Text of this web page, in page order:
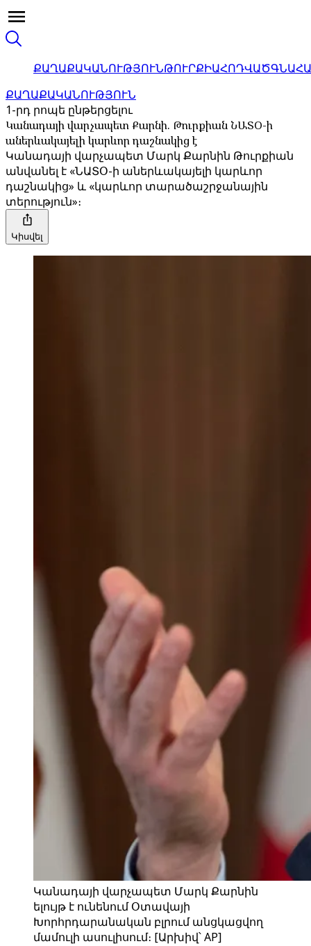
ՔԱՂԱՔԱԿԱՆՈՒԹՅՈՒՆԹՈՒՐՔԻԱՀՈԴՎԱԾ
ՔԱՂԱՔԱԿԱՆՈՒԹՅՈՒՆ
1-րդ րոպե ընթերցելու
Կանադայի վարչապետ Քարնի. Թուրքիան ՆԱՏՕ-ի
աներևակայելի կարևոր դաշնակից է
Կանադայի վարչապետ Մարկ Քարնին Թուրքիան
անվանել է «ՆԱՏՕ-ի աներևակայելի կարևոր
դաշնակից» և «կարևոր տարածաշրջանային
տերություն»։
Կիսվել
Կանադայի վարչապետ Մարկ Քարնին
ելույթ է ունենում Օտավայի
Խորհրդարանական բլրում անցկացվող
մամուլի ասուլիսում։ [Արխիվ՝ AP]